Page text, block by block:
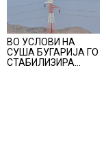
ВО УСЛОВИ НА
СУША БУГАРИЈА ГО
СТАБИЛИЗИРА